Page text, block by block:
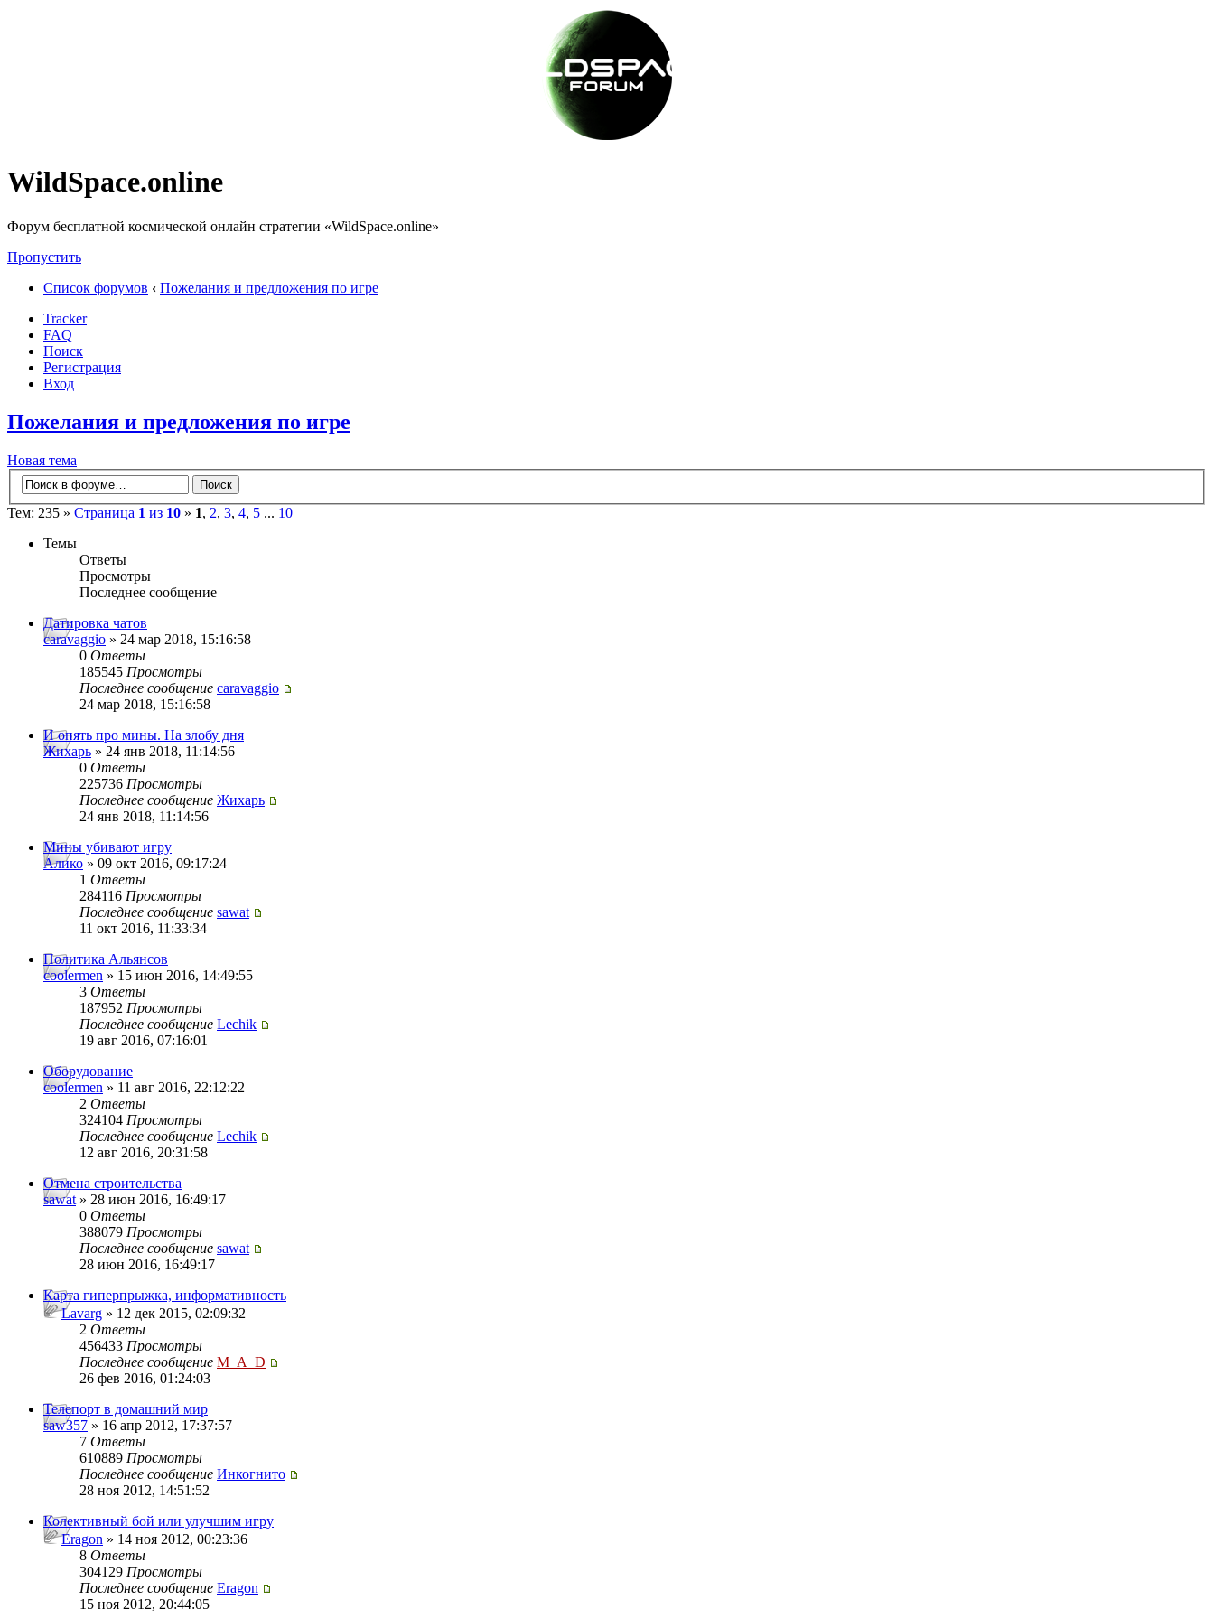
WildSpace.online
Форум бесплатной космической онлайн стратегии «WildSpace.online»
Пропустить
Список форумов ‹ Пожелания и предложения по игре
Tracker
FAQ
Поиск
Регистрация
Вход
Пожелания и предложения по игре
Новая тема
Тем: 235 » Страница 1 из 10 » 1, 2, 3, 4, 5 ... 10
Темы
Ответы
Просмотры
Последнее сообщение
Датировка чатов
caravaggio » 24 мар 2018, 15:16:58
0 Ответы
185545 Просмотры
Последнее сообщение caravaggio
24 мар 2018, 15:16:58
И опять про мины. На злобу дня
Жихарь » 24 янв 2018, 11:14:56
0 Ответы
225736 Просмотры
Последнее сообщение Жихарь
24 янв 2018, 11:14:56
Мины убивают игру
Алико » 09 окт 2016, 09:17:24
1 Ответы
284116 Просмотры
Последнее сообщение sawat
11 окт 2016, 11:33:34
Политика Альянсов
coolermen » 15 июн 2016, 14:49:55
3 Ответы
187952 Просмотры
Последнее сообщение Lechik
19 авг 2016, 07:16:01
Оборудование
coolermen » 11 авг 2016, 22:12:22
2 Ответы
324104 Просмотры
Последнее сообщение Lechik
12 авг 2016, 20:31:58
Отмена строительства
sawat » 28 июн 2016, 16:49:17
0 Ответы
388079 Просмотры
Последнее сообщение sawat
28 июн 2016, 16:49:17
Карта гиперпрыжка, информативность
Lavarg » 12 дек 2015, 02:09:32
2 Ответы
456433 Просмотры
Последнее сообщение M_A_D
26 фев 2016, 01:24:03
Телепорт в домашний мир
saw357 » 16 апр 2012, 17:37:57
7 Ответы
610889 Просмотры
Последнее сообщение Инкогнито
28 ноя 2012, 14:51:52
Колективный бой или улучшим игру
Eragon » 14 ноя 2012, 00:23:36
8 Ответы
304129 Просмотры
Последнее сообщение Eragon
15 ноя 2012, 20:44:05